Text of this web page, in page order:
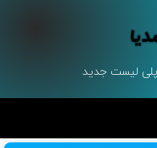
پلی لیست جدید